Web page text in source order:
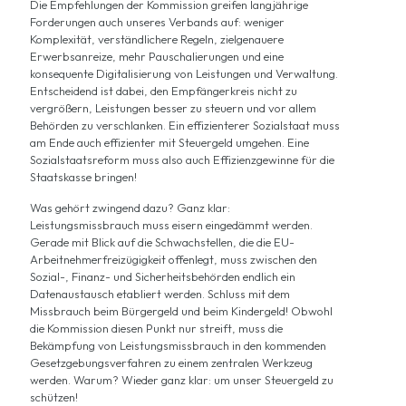
Die Empfehlungen der Kommission greifen langjährige
Forderungen auch unseres Verbands auf: weniger
Komplexität, verständlichere Regeln, zielgenauere
Erwerbsanreize, mehr Pauschalierungen und eine
konsequente Digitalisierung von Leistungen und Verwaltung.
Entscheidend ist dabei, den Empfängerkreis nicht zu
vergrößern, Leistungen besser zu steuern und vor allem
Behörden zu verschlanken. Ein effizienterer Sozialstaat muss
am Ende auch effizienter mit Steuergeld umgehen. Eine
Sozialstaatsreform muss also auch Effizienzgewinne für die
Staatskasse bringen!
Was gehört zwingend dazu? Ganz klar:
Leistungsmissbrauch muss eisern eingedämmt werden.
Gerade mit Blick auf die Schwachstellen, die die EU-
Arbeitnehmerfreizügigkeit offenlegt, muss zwischen den
Sozial-, Finanz- und Sicherheitsbehörden endlich ein
Datenaustausch etabliert werden. Schluss mit dem
Missbrauch beim Bürgergeld und beim Kindergeld! Obwohl
die Kommission diesen Punkt nur streift, muss die
Bekämpfung von Leistungsmissbrauch in den kommenden
Gesetzgebungsverfahren zu einem zentralen Werkzeug
werden. Warum? Wieder ganz klar: um unser Steuergeld zu
schützen!